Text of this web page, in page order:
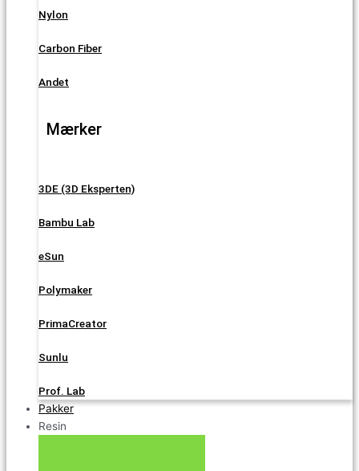
Nylon
Carbon Fiber
Andet
Mærker
3DE (3D Eksperten)
Bambu Lab
eSun
Polymaker
PrimaCreator
Sunlu
Prof. Lab
Pakker
Resin